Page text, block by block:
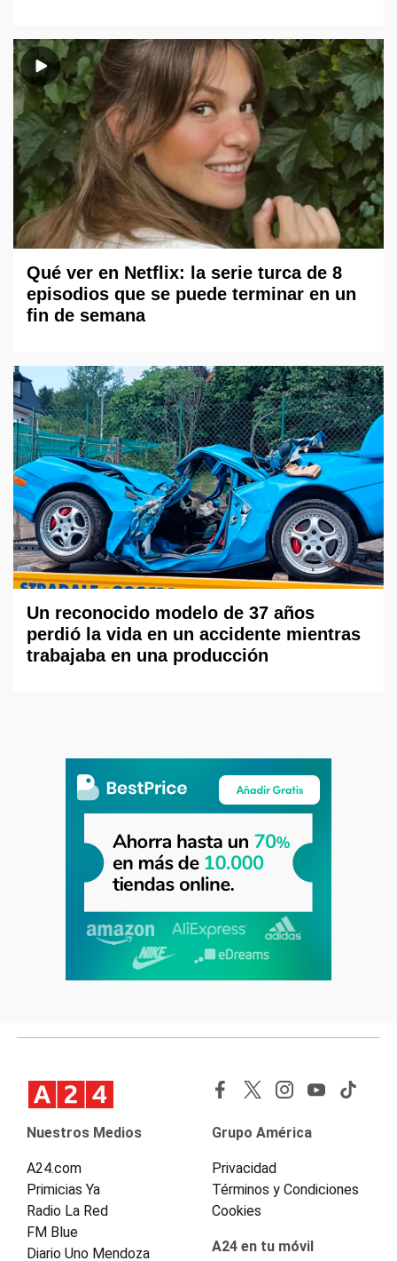
Qué ver en Netflix: la serie turca de 8
episodios que se puede terminar en un
fin de semana
Un reconocido modelo de 37 años
perdió la vida en un accidente mientras
trabajaba en una producción
Nuestros Medios
A24.com
Primicias Ya
Radio La Red
FM Blue
Diario Uno Mendoza
Grupo América
Privacidad
Términos y Condiciones
Cookies
A24 en tu móvil